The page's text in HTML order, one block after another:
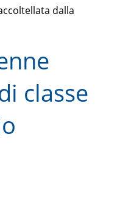
dalla
classe